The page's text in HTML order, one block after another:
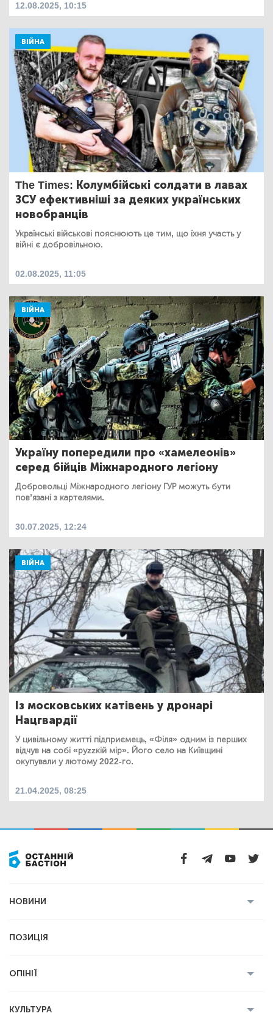
12.08.2025, 10:15
ВІЙНА
The Times: Колумбійські солдати в лавах
ЗСУ ефективніші за деяких українських
новобранців
Українські військові пояснюють це тим, що їхня участь у
війні є добровільною.
02.08.2025, 11:05
ВІЙНА
Україну попередили про «хамелеонів»
серед бійців Міжнародного легіону
Добровольці Міжнародного легіону ГУР можуть бути
пов’язані з картелями.
30.07.2025, 12:24
ВІЙНА
Із московських катівень у дронарі
Нацгвардії
У цивільному житті підприємець, «Філя» одним із перших
відчув на собі «руzzкій мір». Його село на Київщині
окупували у лютому 2022-го.
21.04.2025, 08:25
НОВИНИ
Економіка
ПОЗИЦІЯ
ОПІНІЇ
КУЛЬТУРА